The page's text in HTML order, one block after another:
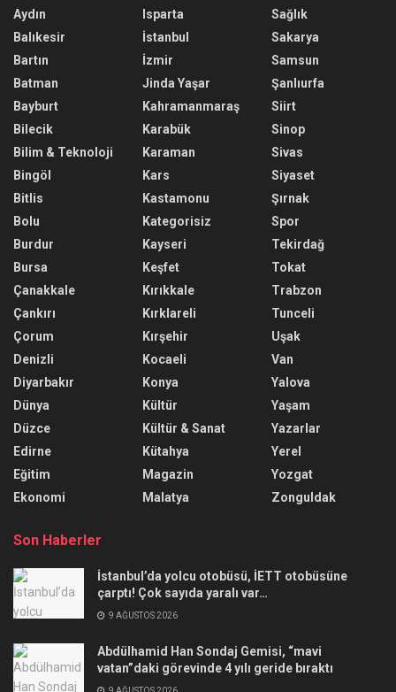
Aydın
Balıkesir
Bartın
Batman
Bayburt
Bilecik
Bilim & Teknoloji
Bingöl
Bitlis
Bolu
Burdur
Bursa
Çanakkale
Çankırı
Çorum
Denizli
Diyarbakır
Dünya
Düzce
Edirne
Eğitim
Ekonomi
Isparta
İstanbul
İzmir
Jinda Yaşar
Kahramanmaraş
Karabük
Karaman
Kars
Kastamonu
Kategorisiz
Kayseri
Keşfet
Kırıkkale
Kırklareli
Kırşehir
Kocaeli
Konya
Kültür
Kültür & Sanat
Kütahya
Magazin
Malatya
Sağlık
Sakarya
Samsun
Şanlıurfa
Siirt
Sinop
Sivas
Siyaset
Şırnak
Spor
Tekirdağ
Tokat
Trabzon
Tunceli
Uşak
Van
Yalova
Yaşam
Yazarlar
Yerel
Yozgat
Zonguldak
Son Haberler
İstanbul’da yolcu otobüsü, İETT otobüsüne
çarptı! Çok sayıda yaralı var…
9 AĞUSTOS 2026
Abdülhamid Han Sondaj Gemisi, “mavi
vatan”daki görevinde 4 yılı geride bıraktı